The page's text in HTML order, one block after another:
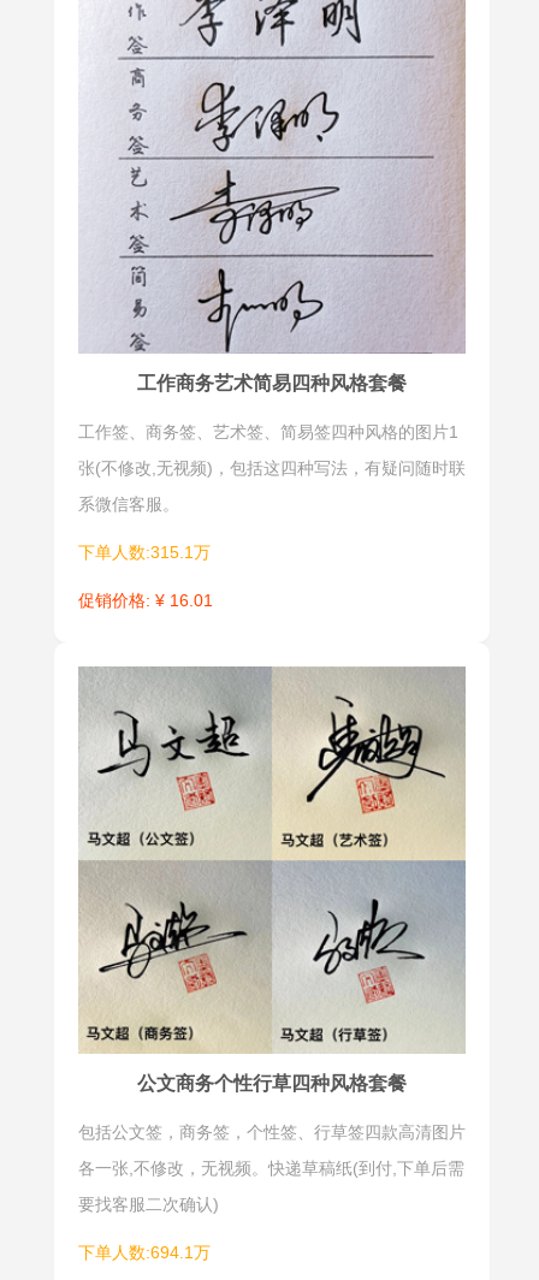
工作商务艺术简易四种风格套餐
工作签、商务签、艺术签、简易签四种风格的图片1
张(不修改,无视频)，包括这四种写法，有疑问随时联
系微信客服。
下单人数:315.1万
促销价格: ¥ 16.01
公文商务个性行草四种风格套餐
包括公文签，商务签，个性签、行草签四款高清图片
各一张,不修改，无视频。快递草稿纸(到付,下单后需
要找客服二次确认)
下单人数:694.1万
情侣签
情侣签是彼
此相爱，名
字相连，情
二人名字相
出来的签
名，有着非
同一般的纪
般采取合文
签的设计手
互借用，但
这种签法实
用性不强，
一般用在婚
公文签
生填表、作
业、考试需
用到楷书签
名，这些场
要求规书写
规范，易于
识别。同时
字的大小、
方向、长
短、收放的
正书类签名
美观大方的